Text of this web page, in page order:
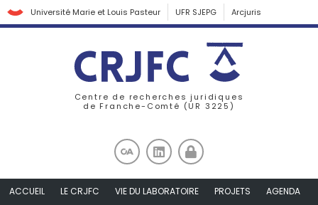
Université Marie et Louis Pasteur UFR SJEPG Arcjuris
Centre de recherches juridiques
de Franche-Comté (UR 3225)
ACCUEIL LE CRJFC VIE DU LABORATOIRE PROJETS
AGENDA